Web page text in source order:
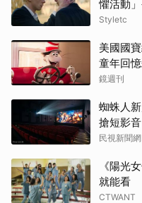
懼活動
Styletc
美國國
童年回
鏡週刊
蜘蛛人
搶短影音
民視新聞網
《陽光
就能看
CTWANT